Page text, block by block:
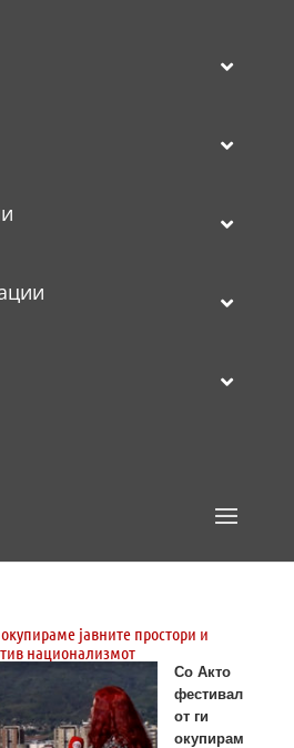
јавните простори и
национализмот
Со Акто
фестивал
от ги
окупирам